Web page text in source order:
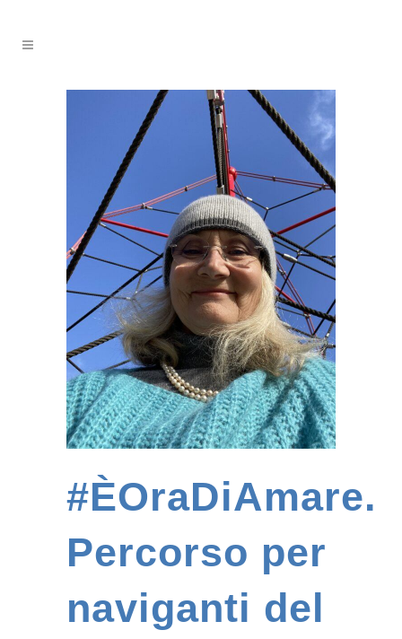
#ÈOraDiAmare.
Percorso per
naviganti del